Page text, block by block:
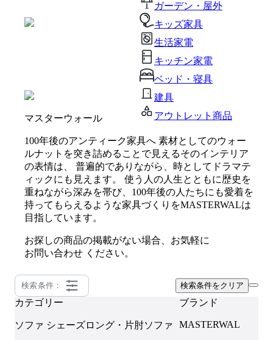
ガーデン・屋外
キッズ家具
生活家電
キッチン家電
ベッド・寝具
建具
アウトレット商品
マスターウォール
100年後のアンティーク家具へ 素材としてのウォー
ルナットを突き詰めることで見えるそのインテリア
の表情は、 普遍的でありながら、時としてドラマテ
ィックにも見えます。 使う人の人生とともに歴史を
重ねながら深みを帯び、100年後の人たちにも愛着を
持ってもらえるような家具づくりをMASTERWALは
目指しています。
お探しの商品の掲載がない場合、お気軽に
お問い合わせ ください。
検索条件： 検索条件をクリア
カテゴリー
ソファ シェーズロング・片肘ソファ
ブランド
MASTERWAL